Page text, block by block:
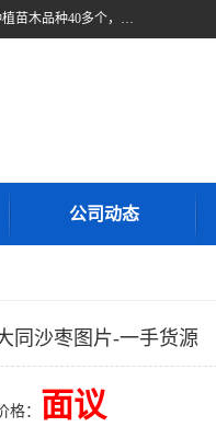
甘肃广恒源苗木农民合作社位于甘肃省临泽县，是一家从事苗木种植与销售的农民合作组织，合作社拥有苗木基地1500多亩，种植苗木品种40多个，年产各类苗木2000多万株。主营：白刺苗、红柳苗、梭梭苗等，我们以“种植一流的苗子，诚信经营”的经营理念，竭诚为每一位客户做优质的服务，欢迎来电咨询！
公司动态
同沙枣图片-一手货源
格： 面议